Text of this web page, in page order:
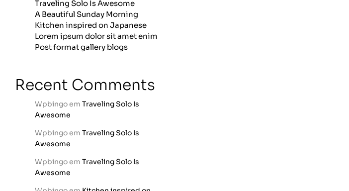
Traveling Solo Is Awesome
A Beautiful Sunday Morning
Kitchen inspired on Japanese
Lorem ipsum dolor sit amet enim
Post format gallery blogs
Recent Comments
Wpbingoem Traveling Solo Is
Awesome
Wpbingoem Traveling Solo Is
Awesome
Wpbingoem Traveling Solo Is
Awesome